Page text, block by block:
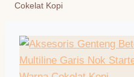
Cokelat Kopi